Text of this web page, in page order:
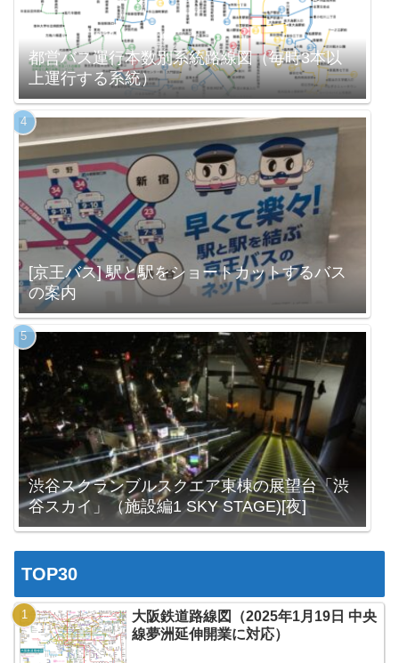
都営バス運行本数別系統路線図（毎時3本以
上運行する系統）
[京王バス] 駅と駅をショートカットするバス
の案内
渋谷スクランブルスクエア東棟の展望台「渋
谷スカイ」（施設編1 SKY STAGE)[夜]
TOP30
大阪鉄道路線図（2025年1月19日 中央
線夢洲延伸開業に対応）